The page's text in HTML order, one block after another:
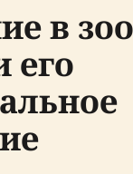
в
его